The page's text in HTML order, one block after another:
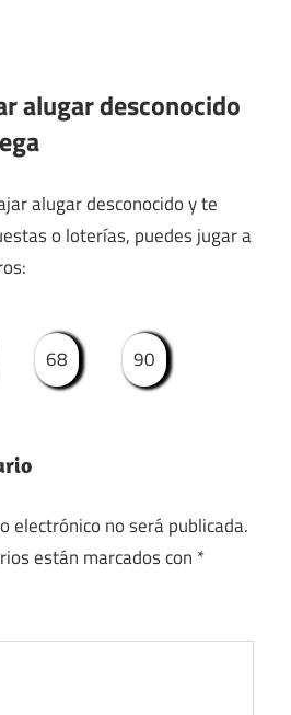
alugar desconocido
alugar desconocido y te
o loterías, puedes jugar a
68 90
electrónico no será publicada.
están marcados con *